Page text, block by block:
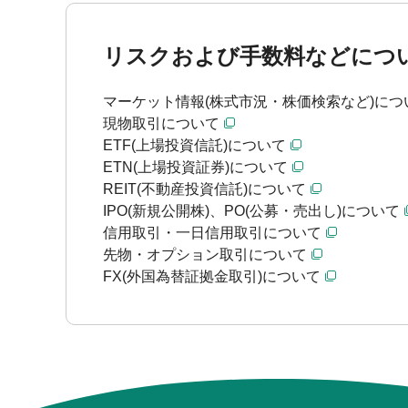
リスクおよび手数料などにつ
マーケット情報(株式市況・株価検索など)につ
現物取引について
ETF(上場投資信託)について
ETN(上場投資証券)について
REIT(不動産投資信託)について
IPO(新規公開株)、PO(公募・売出し)について
信用取引・一日信用取引について
先物・オプション取引について
FX(外国為替証拠金取引)について